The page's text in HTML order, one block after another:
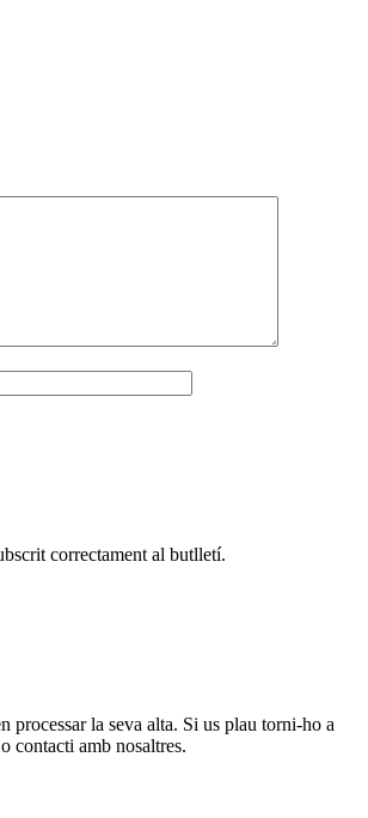
correctament al butlletí.
processar la seva alta. Si us plau torni-ho a
contacti amb nosaltres.